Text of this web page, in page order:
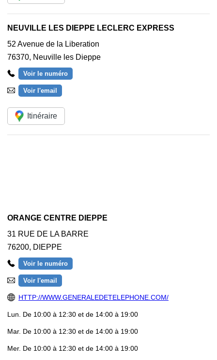
NEUVILLE LES DIEPPE LECLERC EXPRESS
52 Avenue de la Liberation
76370, Neuville les Dieppe
Voir le numéro
Voir l'email
Itinéraire
ORANGE CENTRE DIEPPE
31 RUE DE LA BARRE
76200, DIEPPE
Voir le numéro
Voir l'email
HTTP://WWW.GENERALEDETELEPHONE.COM/
Lun. De 10:00 à 12:30 et de 14:00 à 19:00
Mar. De 10:00 à 12:30 et de 14:00 à 19:00
Mer. De 10:00 à 12:30 et de 14:00 à 19:00